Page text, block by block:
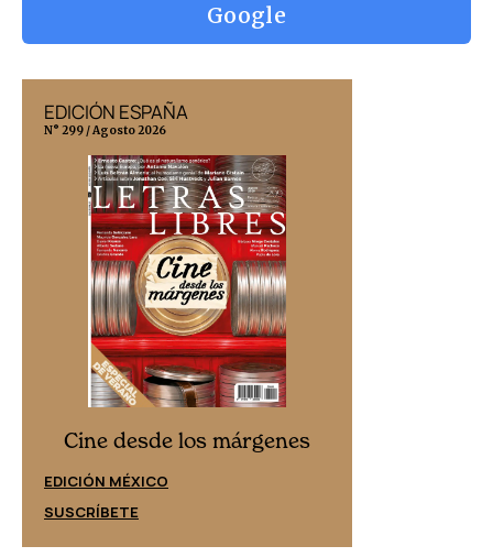
Google
EDICIÓN ESPAÑA
N° 299 / Agosto 2026
Cine desde los márgenes
EDICIÓN MÉXICO
SUSCRÍBETE